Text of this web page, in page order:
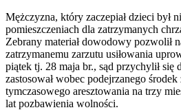
Mężczyzna, który zaczepiał dzieci był
pomieszczeniach dla zatrzymanych
Zebrany materiał dowodowy pozwolił
zatrzymanemu zarzutu usiłowania
piątek tj. 28 maja br., sąd przychylił się
zastosował wobec podejrzanego
tymczasowego aresztowania na trzy
lat pozbawienia wolności.